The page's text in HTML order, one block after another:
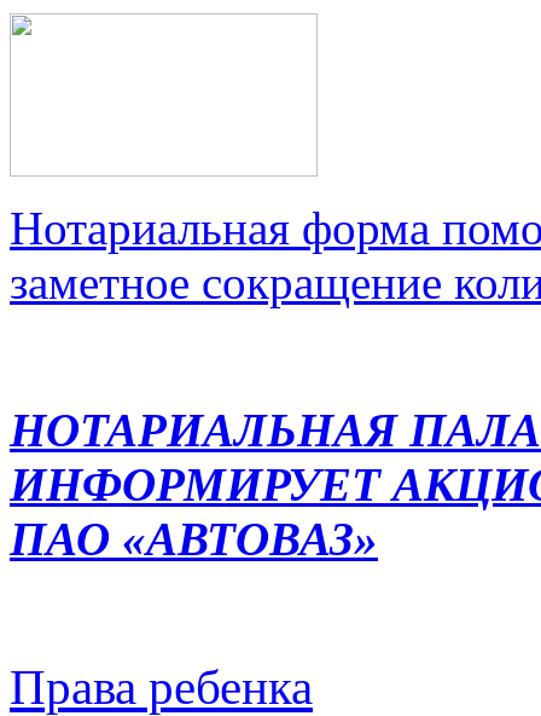
Нотариальная форма
заметное сокращение
НОТАРИАЛЬНАЯ
ИНФОРМИРУЕТ
ПАО «АВТОВАЗ»
Права ребенка